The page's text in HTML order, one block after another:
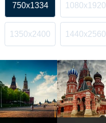
750x1334 1080x1920
1350x2400 1440x2560